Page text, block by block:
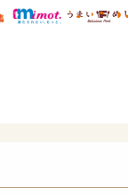
ウレぴあ総研 ディ
mimot.